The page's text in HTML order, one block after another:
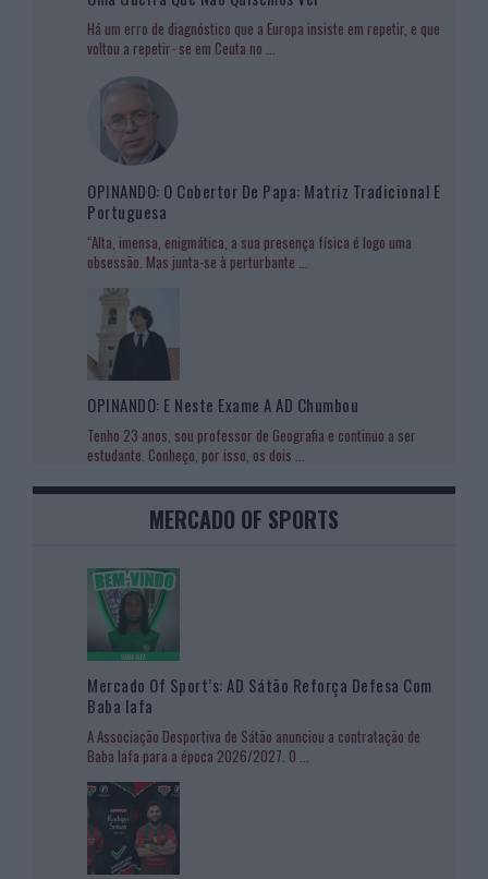
Há um erro de diagnóstico que a Europa insiste em repetir, e que
voltou a repetir- se em Ceuta no
OPINANDO: O Cobertor De Papa: Matriz Tradicional E
Portuguesa
“Alta, imensa, enigmática, a sua presença física é logo uma
obsessão. Mas junta-se à perturbante
OPINANDO: E Neste Exame A AD Chumbou
Tenho 23 anos, sou professor de Geografia e continuo a ser
estudante. Conheço, por isso, os dois
MERCADO OF SPORTS
Mercado Of Sport’s: AD Sátão Reforça Defesa Com
Baba Iafa
A Associação Desportiva de Sátão anunciou a contratação de
Baba Iafa para a época 2026/2027. O